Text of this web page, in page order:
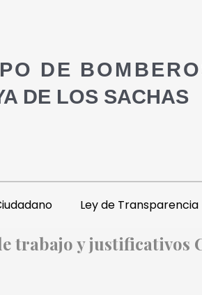
DE
DE LOS SACHAS
Ley de Transparencia
trabajo y justificativos